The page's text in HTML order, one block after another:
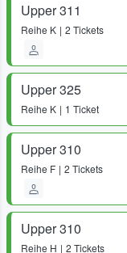
Upper 311
Reihe K 2 Tickets
Upper 325
Reihe K 1 Ticket
Upper 310
Reihe F 2 Tickets
Upper 310
Reihe H 2 Tickets